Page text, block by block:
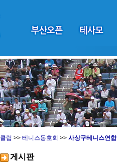
클럽 >> 테니스동호회 >> 사상구테니스연
게시판